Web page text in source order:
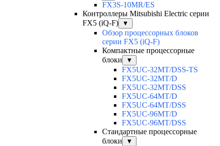
FX3S-10MR/ES
Контроллеры Mitsubishi Electric серии
FX5 (iQ-F)
▼
Обзор процессорных блоков
серии FX5 (iQ-F)
Компактные процессорные
блоки
▼
FX5UC-32MT/DSS-TS
FX5UC-32MT/D
FX5UC-32MT/DSS
FX5UC-64MT/D
FX5UC-64MT/DSS
FX5UC-96MT/D
FX5UC-96MT/DSS
Стандартные процессорные
блоки
▼